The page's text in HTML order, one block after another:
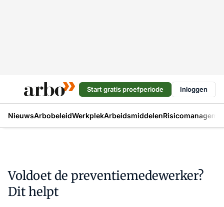
Start gratis proefperiode Inloggen
NieuwsArbobeleidWerkplekArbeidsmiddelen
Voldoet de preventiemedewerker?
Dit helpt